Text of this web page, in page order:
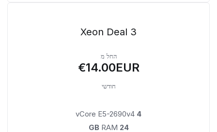
Xeon Deal 3
החל מ
€14.00EUR
חודשי
4
24 GB
RAM